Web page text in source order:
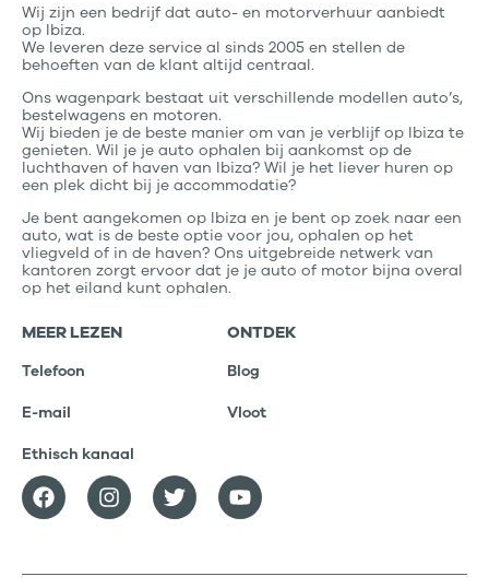
Wij zijn een bedrijf dat auto- en motorverhuur aanbiedt
op Ibiza.
We leveren deze service al sinds 2005 en stellen de
behoeften van de klant altijd centraal.
Ons wagenpark bestaat uit verschillende modellen auto’s,
bestelwagens en motoren.
Wij bieden je de beste manier om van je verblijf op Ibiza te
genieten. Wil je je auto ophalen bij aankomst op de
luchthaven of haven van Ibiza? Wil je het liever huren op
een plek dicht bij je accommodatie?
Je bent aangekomen op Ibiza en je bent op zoek naar een
auto, wat is de beste optie voor jou, ophalen op het
vliegveld of in de haven? Ons uitgebreide netwerk van
kantoren zorgt ervoor dat je je auto of motor bijna overal
op het eiland kunt ophalen.
MEER LEZEN
Telefoon
E-mail
Ethisch kanaal
ONTDEK
Blog
Vloot